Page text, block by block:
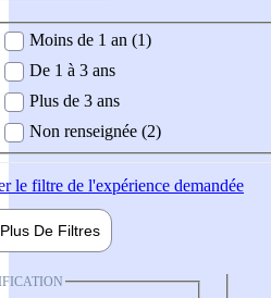
demandée
Moins de 1 an (1)
De 1 à 3 ans
Plus de 3 ans
Non renseignée (2)
le filtre de l'expérience demandée
Plus De Filtres